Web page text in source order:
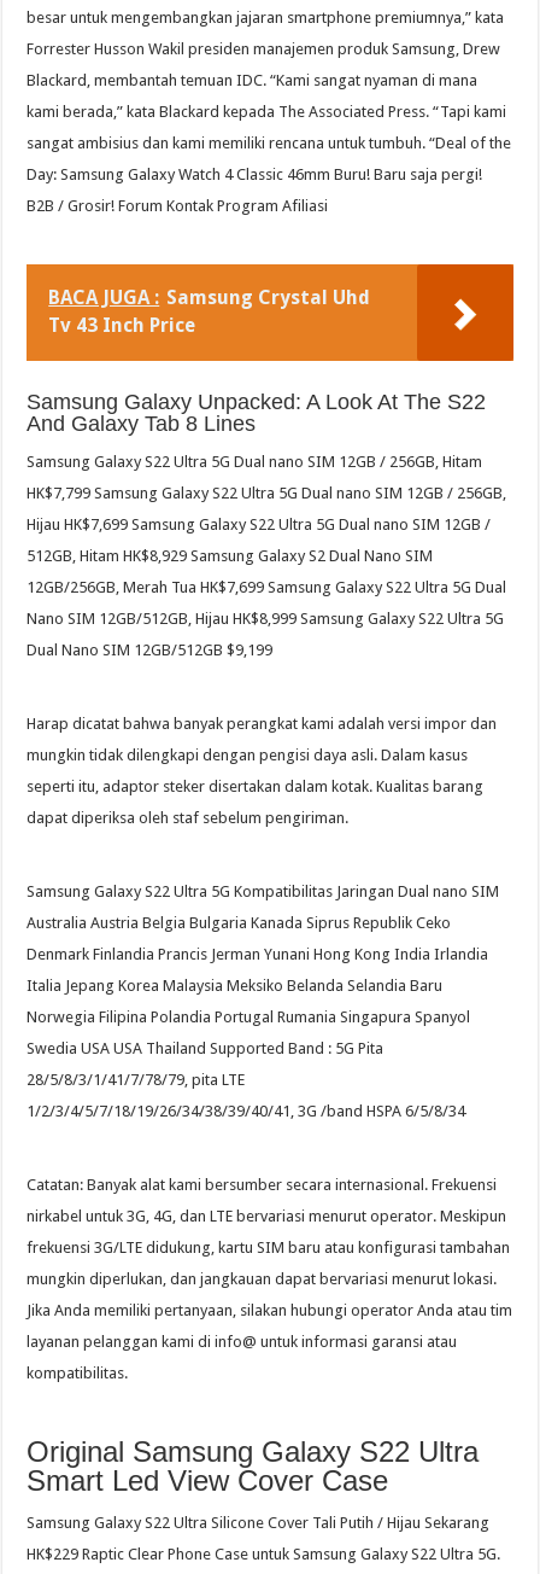
besar untuk mengembangkan jajaran smartphone premiumnya,” kata
Forrester Husson Wakil presiden manajemen produk Samsung, Drew
Blackard, membantah temuan IDC. “Kami sangat nyaman di mana
kami berada,” kata Blackard kepada The Associated Press. “Tapi kami
sangat ambisius dan kami memiliki rencana untuk tumbuh. “Deal of the
Day: Samsung Galaxy Watch 4 Classic 46mm Buru! Baru saja pergi!
B2B / Grosir! Forum Kontak Program Afiliasi
BACA JUGA : Samsung Crystal Uhd
Tv 43 Inch Price
Samsung Galaxy Unpacked: A Look At The S22
And Galaxy Tab 8 Lines
Samsung Galaxy S22 Ultra 5G Dual nano SIM 12GB / 256GB, Hitam
HK$7,799 Samsung Galaxy S22 Ultra 5G Dual nano SIM 12GB / 256GB,
Hijau HK$7,699 Samsung Galaxy S22 Ultra 5G Dual nano SIM 12GB /
512GB, Hitam HK$8,929 Samsung Galaxy S2 Dual Nano SIM
12GB/256GB, Merah Tua HK$7,699 Samsung Galaxy S22 Ultra 5G Dual
Nano SIM 12GB/512GB, Hijau HK$8,999 Samsung Galaxy S22 Ultra 5G
Dual Nano SIM 12GB/512GB $9,199
Harap dicatat bahwa banyak perangkat kami adalah versi impor dan
mungkin tidak dilengkapi dengan pengisi daya asli. Dalam kasus
seperti itu, adaptor steker disertakan dalam kotak. Kualitas barang
dapat diperiksa oleh staf sebelum pengiriman.
Samsung Galaxy S22 Ultra 5G Kompatibilitas Jaringan Dual nano SIM
Australia Austria Belgia Bulgaria Kanada Siprus Republik Ceko
Denmark Finlandia Prancis Jerman Yunani Hong Kong India Irlandia
Italia Jepang Korea Malaysia Meksiko Belanda Selandia Baru
Norwegia Filipina Polandia Portugal Rumania Singapura Spanyol
Swedia USA USA Thailand Supported Band : 5G Pita
28/5/8/3/1/41/7/78/79, pita LTE
1/2/3/4/5/7/18/19/26/34/38/39/40/41, 3G /band HSPA 6/5/8/34
Catatan: Banyak alat kami bersumber secara internasional. Frekuensi
nirkabel untuk 3G, 4G, dan LTE bervariasi menurut operator. Meskipun
frekuensi 3G/LTE didukung, kartu SIM baru atau konfigurasi tambahan
mungkin diperlukan, dan jangkauan dapat bervariasi menurut lokasi.
Jika Anda memiliki pertanyaan, silakan hubungi operator Anda atau tim
layanan pelanggan kami di info@ untuk informasi garansi atau
kompatibilitas.
Original Samsung Galaxy S22 Ultra
Smart Led View Cover Case
Samsung Galaxy S22 Ultra Silicone Cover Tali Putih / Hijau Sekarang
HK$229 Raptic Clear Phone Case untuk Samsung Galaxy S22 Ultra 5G.